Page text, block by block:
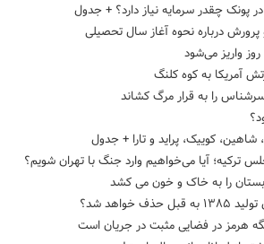
درباره نحوه آغاز سال تحصیلی
واریز می‌شود
آمریکا به کوه کلنگ
سرشناس را به قرار مرگ کشاند
کوییک، پراید و تارا + جدول
ترکیه؛ آیا می‌خواهیم وارد جنگ با تهران شویم؟
را به خاک و خون می کشد
خواهد شد؟
هرمز در فضایی مثبت در جریان است